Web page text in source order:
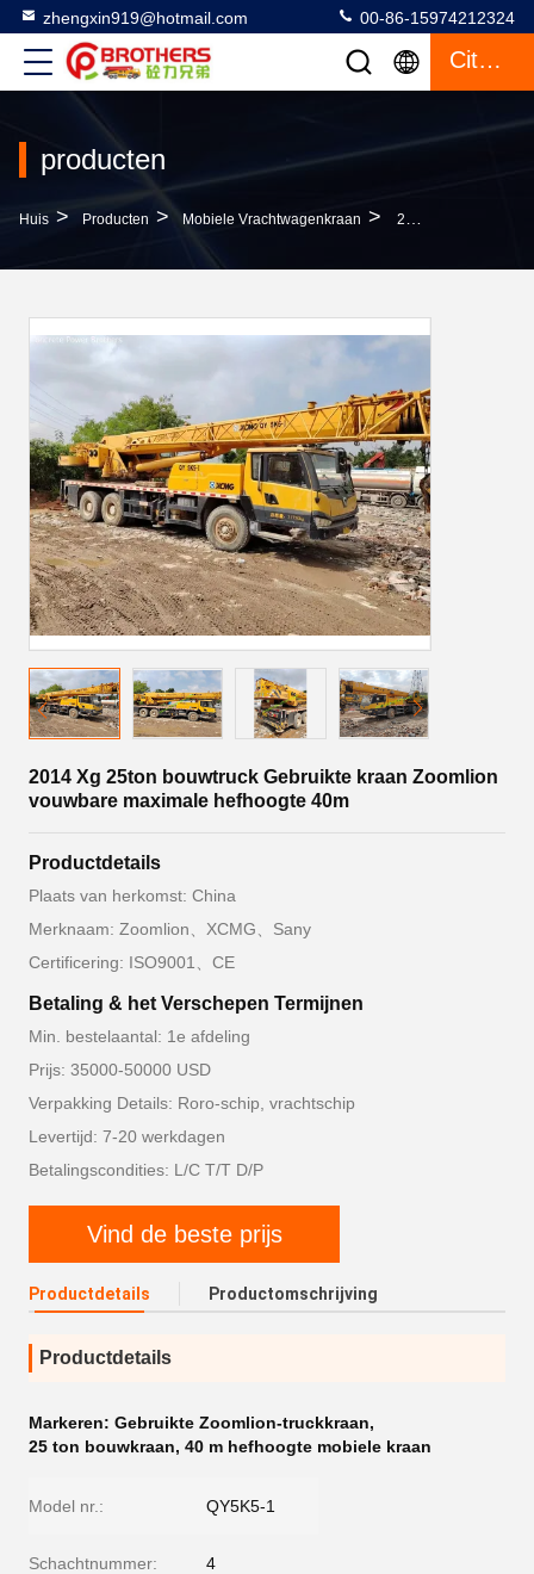
zhengxin919@hotmail.com 00-86-15974212324
Citaat
producten
Huis > Producten > Mobiele Vrachtwagenkraan > 2014 Xg 25ton Bouwtruck Gebruikte Kraan Zoomlion Vouwbare Maximale Hefhoogte 40m
2014 Xg 25ton bouwtruck Gebruikte kraan Zoomlion
vouwbare maximale hefhoogte 40m
Productdetails
Plaats van herkomst: China
Merknaam: Zoomlion、XCMG、Sany
Certificering: ISO9001、CE
Betaling & het Verschepen Termijnen
Min. bestelaantal: 1e afdeling
Prijs: 35000-50000 USD
Verpakking Details: Roro-schip, vrachtschip
Levertijd: 7-20 werkdagen
Betalingscondities: L/C T/T D/P
Vind de beste prijs
Productdetails Productomschrijving
Productdetails
Markeren: Gebruikte Zoomlion-truckkraan,
25 ton bouwkraan, 40 m hefhoogte mobiele kraan
Model nr.: QY5K5-1
Schachtnummer: 4